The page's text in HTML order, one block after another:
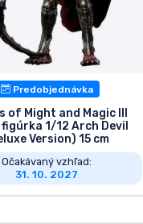
Predobjednávka
of Might and Magic III
1/12 Arch Devil
Version) 15 cm
Očakávaný vzhľad:
31. 10. 2027